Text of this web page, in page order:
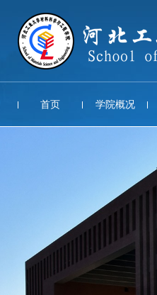
首页 学院概况